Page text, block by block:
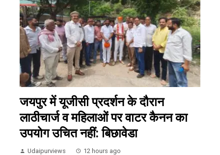
जयपुर में यूजीसी प्रदर्शन के दौरान
लाठीचार्ज व महिलाओं पर वाटर कैनन का
उपयोग उचित नहीं: बिछावेडा
Udaipurviews 12 hours ago